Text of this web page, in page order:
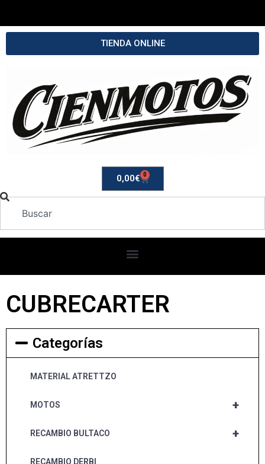
TIENDA ONLINE
0,00€ 0
CUBRECARTER
Categorías
MATERIAL ATRETTZO
+
MOTOS
+
RECAMBIO BULTACO
RECAMBIO DERBI